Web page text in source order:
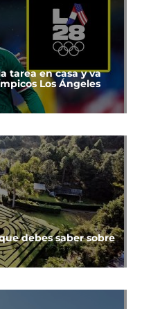
tarea en casa y va
Los Ángeles
debes saber sobre